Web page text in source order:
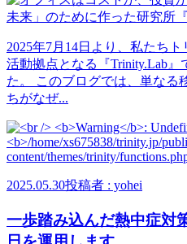
2025年7月14日より、私たち
活動拠点となる『Trinity.Lab
た。 このブログでは、単なる
ちがなぜ...
2025.05.30投稿者 : yohei
一歩踏み込んだ熱中症対